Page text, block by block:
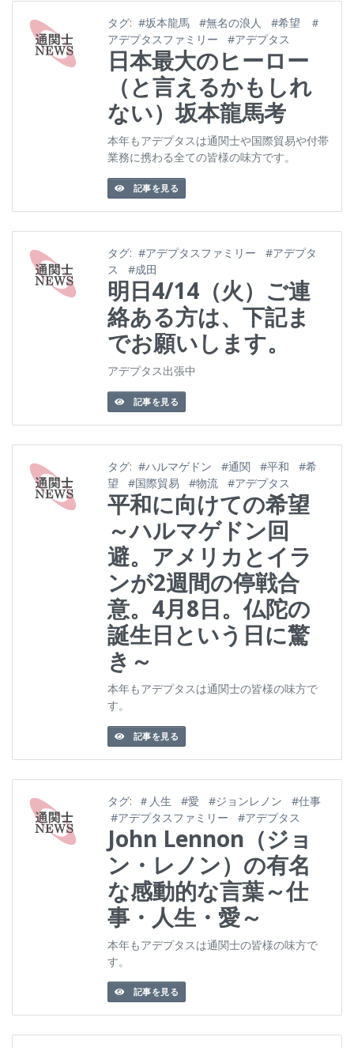
タグ: #坂本龍馬 #無名の浪人 #希望
＃
アデプタスファミリー
#アデプタス
日本最大のヒーロー
（と言えるかもしれ
ない）坂本龍馬考
本年もアデプタスは通関士や国際貿易や付帯
業務に携わる全ての皆様の味方です。
記事を見る
タグ: #アデプタスファミリー
#アデプタ
ス
#成田
明日4/14（火）ご連
絡ある方は、下記ま
でお願いします。
アデプタス出張中
記事を見る
タグ: #ハルマゲドン #通関 #平和
#希
望
#国際貿易 #物流 #アデプタス
平和に向けての希望
～ハルマゲドン回
避。アメリカとイラ
ンが2週間の停戦合
意。4月8日。仏陀の
誕生日という日に驚
き～
本年もアデプタスは通関士の皆様の味方で
す。
記事を見る
タグ: ＃人生 #愛 #ジョンレノン
#仕事
#アデプタスファミリー
#アデプタス
John Lennon（ジョ
ン・レノン）の有名
な感動的な言葉～仕
事・人生・愛～
本年もアデプタスは通関士の皆様の味方で
す。
記事を見る